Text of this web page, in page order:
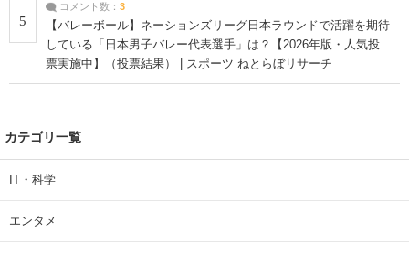
5
コメント数： 3
【バレーボール】ネーションズリーグ日本ラウンドで活躍を期待
している「日本男子バレー代表選手」は？【2026年版・人気投
票実施中】（投票結果） | スポーツ ねとらぼリサーチ
カテゴリ一覧
IT・科学
エンタメ